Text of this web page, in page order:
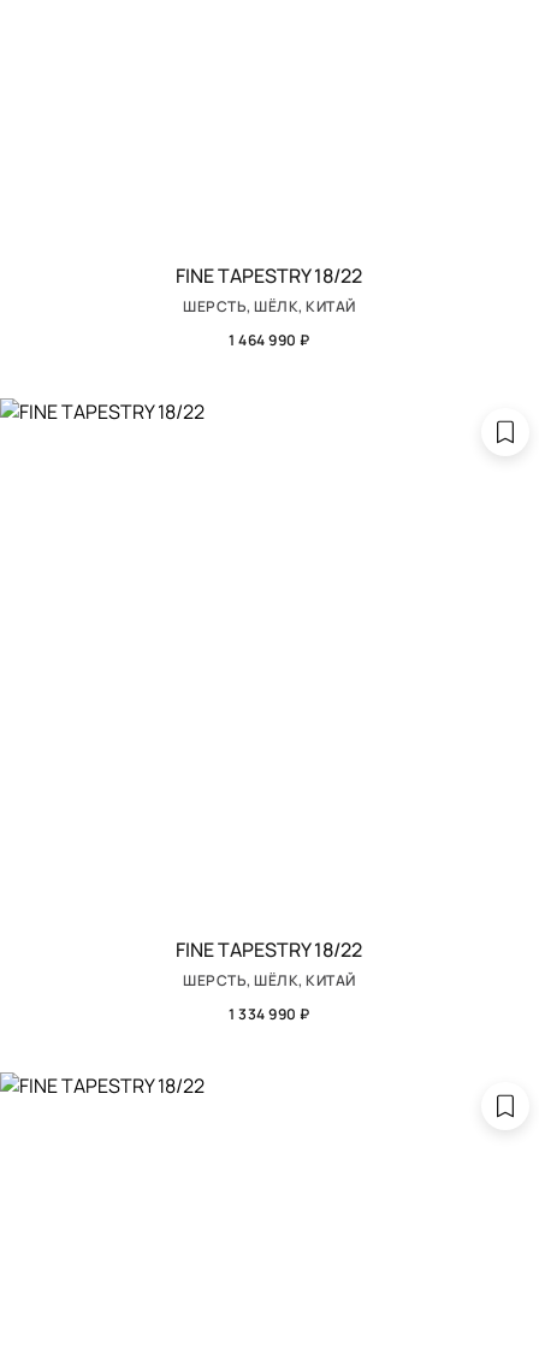
FINE TAPESTRY 18/22
ШЕРСТЬ, ШЁЛК, КИТАЙ
1 464 990 ₽
FINE TAPESTRY 18/22
ШЕРСТЬ, ШЁЛК, КИТАЙ
1 334 990 ₽